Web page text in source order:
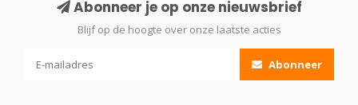
Abonneer je op onze nieuwsbrief
Blijf op de hoogte over onze laatste acties
Abonneer